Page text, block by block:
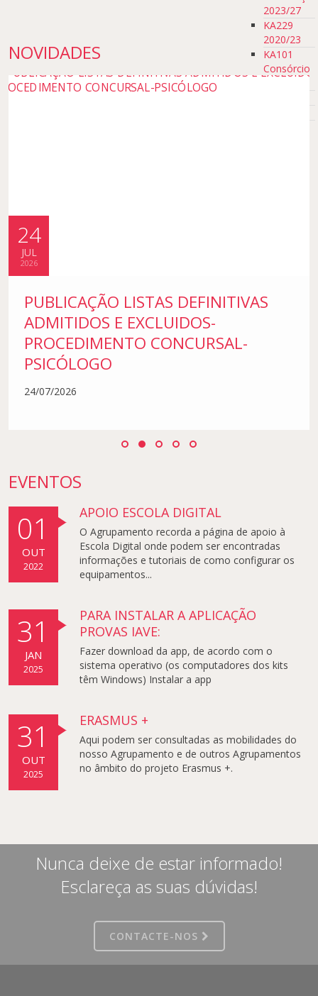
2023/27
KA229
2020/23
KA101
Consórcio
NOVIDADES
24
JUL
2026
PUBLICAÇÃO LISTAS DEFINITIVAS
ADMITIDOS E EXCLUIDOS-
PROCEDIMENTO CONCURSAL-
PSICÓLOGO
24/07/2026
EVENTOS
01
OUT
2022
APOIO ESCOLA DIGITAL
O Agrupamento recorda a página de apoio à
Escola Digital onde podem ser encontradas
informações e tutoriais de como configurar os
equipamentos...
31
JAN
2025
PARA INSTALAR A APLICAÇÃO
PROVAS IAVE:
Fazer download da app, de acordo com o
sistema operativo (os computadores dos kits
têm Windows) Instalar a app
31
OUT
2025
ERASMUS +
Aqui podem ser consultadas as mobilidades do
nosso Agrupamento e de outros Agrupamentos
no âmbito do projeto Erasmus +.
Nunca deixe de estar informado!
Esclareça as suas dúvidas!
CONTACTE-NOS